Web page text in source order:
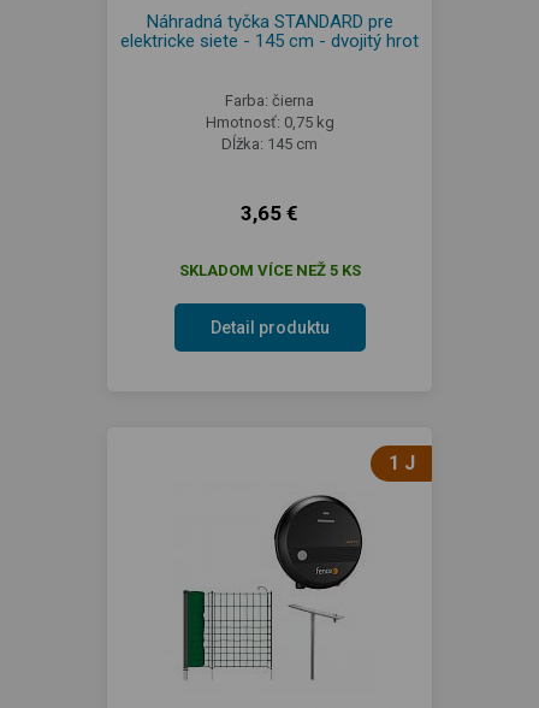
Náhradná tyčka STANDARD pre
elektricke siete - 145 cm - dvojitý hrot
Farba: čierna
Hmotnosť: 0,75 kg
Dĺžka: 145 cm
3,65 €
SKLADOM VÍCE NEŽ 5 KS
Detail produktu
1 J